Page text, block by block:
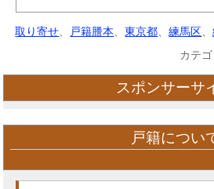
取り寄せ 戸籍謄本 、東京都 、練馬区 、
カテ
スポンサーサ
戸籍につい